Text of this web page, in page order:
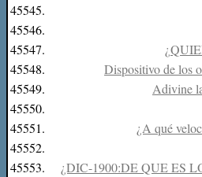
45545.
45546.
45547.
45548.
Dispositivo de los
45549.
Adivine
45550.
45551.
¿A qué
45552.
45553.
¿DIC-1900:DE QUE ES